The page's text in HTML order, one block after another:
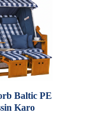
Baltic PE
Karo